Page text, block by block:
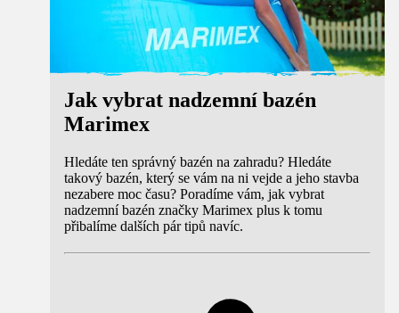
Jak vybrat nadzemní bazén
Marimex
Hledáte ten správný bazén na zahradu? Hledáte
takový bazén, který se vám na ni vejde a jeho stavba
nezabere moc času? Poradíme vám, jak vybrat
nadzemní bazén značky Marimex plus k tomu
přibalíme dalších pár tipů navíc.